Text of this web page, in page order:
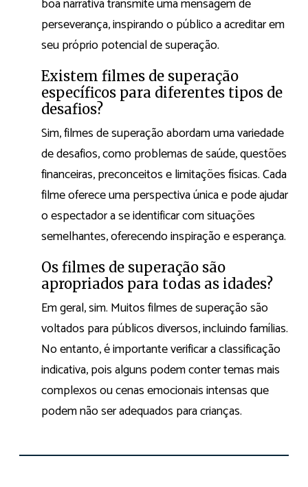
boa narrativa transmite uma mensagem de
perseverança, inspirando o público a acreditar em
seu próprio potencial de superação.
Existem filmes de superação
específicos para diferentes tipos de
desafios?
Sim, filmes de superação abordam uma variedade
de desafios, como problemas de saúde, questões
financeiras, preconceitos e limitações físicas. Cada
filme oferece uma perspectiva única e pode ajudar
o espectador a se identificar com situações
semelhantes, oferecendo inspiração e esperança.
Os filmes de superação são
apropriados para todas as idades?
Em geral, sim. Muitos filmes de superação são
voltados para públicos diversos, incluindo famílias.
No entanto, é importante verificar a classificação
indicativa, pois alguns podem conter temas mais
complexos ou cenas emocionais intensas que
podem não ser adequados para crianças.